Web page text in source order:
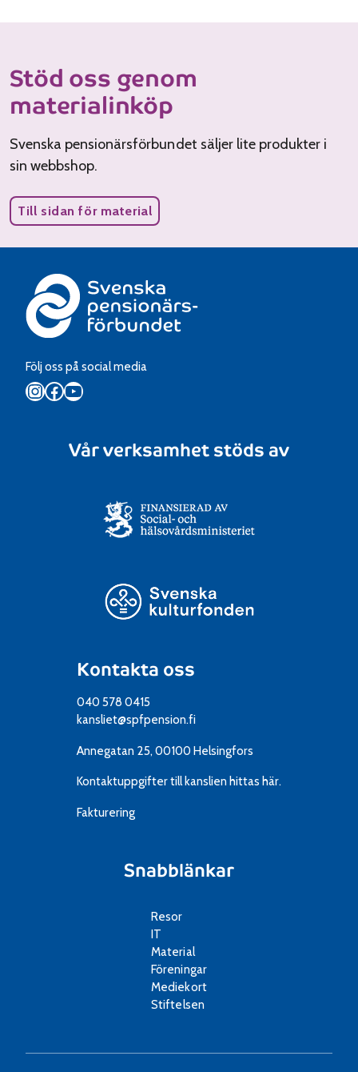
Stöd oss genom
materialinköp
Svenska pensionärsförbundet säljer lite produkter i
sin webbshop.
Till sidan för material
Följ oss på social media
Instagram
Facebook
YouTube
Kontakta oss
040 578 0415
kansliet@spfpension.fi
Annegatan 25, 00100 Helsingfors
Kontaktuppgifter till kanslien hittas här.
Fakturering
Snabblänkar
Resor
IT
Material
Föreningar
Mediekort
Stiftelsen
Vår verksamhet stöds av